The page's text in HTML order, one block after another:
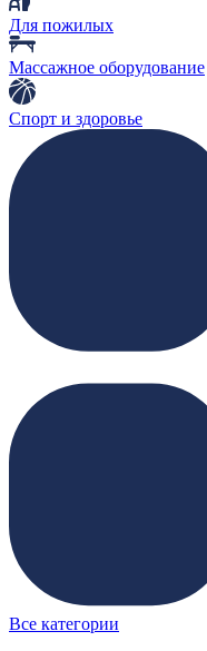
Для пожилых
Массажное оборудование
Спорт и здоровье
Все категории